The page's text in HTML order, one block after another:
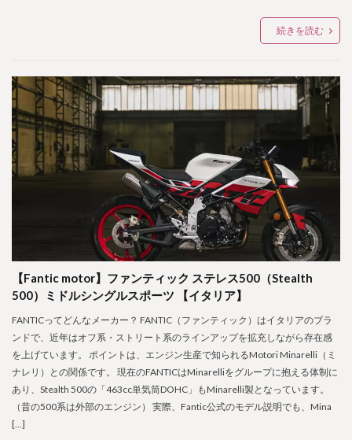
続きを読む
【Fantic motor】ファンティック ステレス500（Stealth
500）ミドルシングルスポーツ 【イタリア】
FANTICってどんなメーカー？ FANTIC（ファンティック）はイタリアのブラ
ンドで、近年はオフ系・ストリート系のラインアップを拡充しながら存在感
を上げています。 ポイントは、エンジン生産で知られるMotori Minarelli（ミ
ナレリ）との関係です。 現在のFANTICはMinarelliをグループに抱える体制に
あり、Stealth 500の「463cc単気筒DOHC」もMinarelli製となっています。
（昔の500系は外部のエンジン） 実際、Fantic公式のモデル説明でも、Mina
[…]